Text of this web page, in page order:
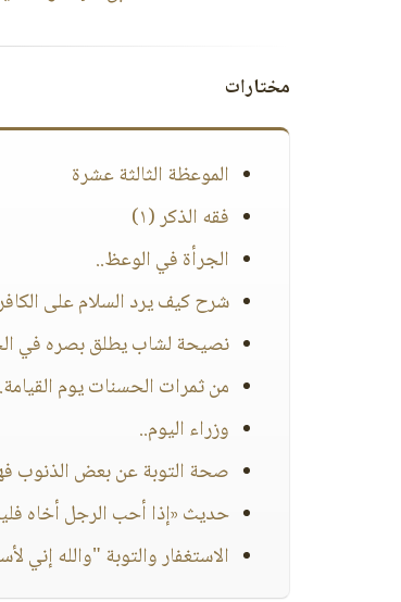
مختارات
الموعظة الثالثة عشرة
فقه الذكر (١)
الجرأة في الوعظ..
شرح كيف يرد السلام على
نصيحة لشاب يطلق بصره في
من ثمرات الحسنات يوم
وزراء اليوم..
صحة التوبة عن بعض الذنوب
حديث «إذا أحب الرجل أخاه
الاستغفار والتوبة "والله إني